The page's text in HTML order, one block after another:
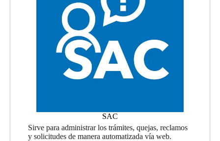
SAC
Sirve para administrar los trámites, quejas, reclamos
y solicitudes de manera automatizada vía web.